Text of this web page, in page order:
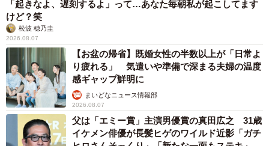
「起きなよ、遅刻するよ」って…あなた毎朝私が起こしてます
けど？笑
松波 穂乃圭
2026.08.07
【お盆の帰省】既婚女性の半数以上が「日常よ
り疲れる」 気遣いや準備で深まる夫婦の温度
感ギャップ鮮明に
まいどなニュース情報部
2026.08.07
父は「エミー賞」主演男優賞の真田広之 31歳
イケメン俳優が長髪ヒゲのワイルド近影「ガチ